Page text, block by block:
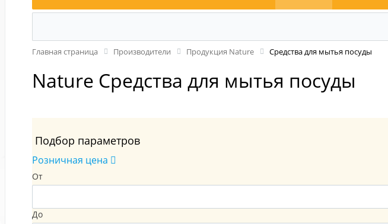
Главная страница Производители Продукция Nature Средства для мытья посуды
Nature Средства для мытья посуды
Подбор параметров
Розничная цена
От
До